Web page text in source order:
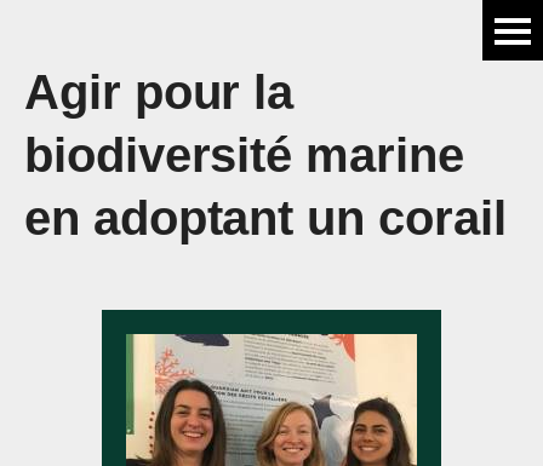
Agir pour la
biodiversité marine
en adoptant un corail